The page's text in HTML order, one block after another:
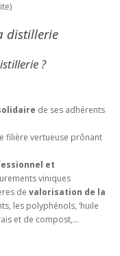
distillerie
?
de ses adhérents
filière vertueuse prônant
et
viniques
de valorisation de la
les polyphénols, ‘huile
et de compost,…